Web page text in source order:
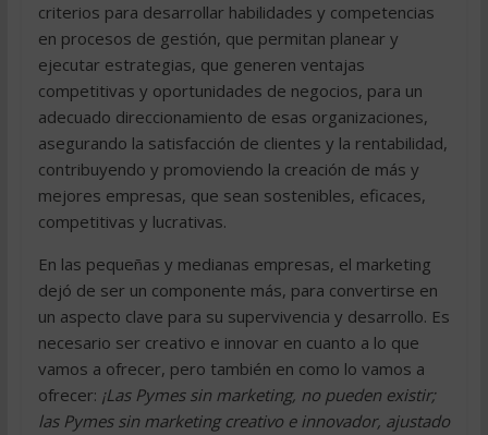
criterios para desarrollar habilidades y competencias
en procesos de gestión, que permitan planear y
ejecutar estrategias, que generen ventajas
competitivas y oportunidades de negocios, para un
adecuado direccionamiento de esas organizaciones,
asegurando la satisfacción de clientes y la rentabilidad,
contribuyendo y promoviendo la creación de más y
mejores empresas, que sean sostenibles, eficaces,
competitivas y lucrativas.
En las pequeñas y medianas empresas, el marketing
dejó de ser un componente más, para convertirse en
un aspecto clave para su supervivencia y desarrollo. Es
necesario ser creativo e innovar en cuanto a lo que
vamos a ofrecer, pero también en como lo vamos a
ofrecer: ¡Las Pymes sin marketing, no pueden existir;
las Pymes sin marketing creativo e innovador, ajustado